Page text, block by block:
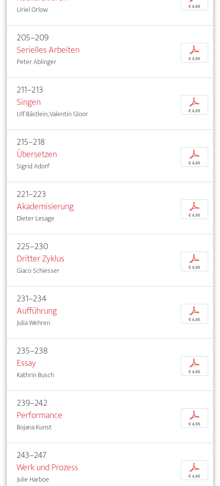
Uriel Orlow € 4,95
205–209
Serielles Arbeiten
Peter Ablinger
p
€ 4,95
211–213
Singen
Ulf Bästlein, Valentin Gloor
p
€ 4,95
215–218
Übersetzen
Sigrid Adorf
p
€ 4,95
221–223
Akademisierung
Dieter Lesage
p
€ 4,95
225–230
Dritter Zyklus
Giaco Schiesser
p
€ 4,95
231–234
Aufführung
Julia Wehren
p
€ 4,95
235–238
Essay
Kathrin Busch
p
€ 4,95
239–242
Performance
Bojana Kunst
p
€ 4,95
243–247
Werk und Prozess
Julie Harboe
p
€ 4,95